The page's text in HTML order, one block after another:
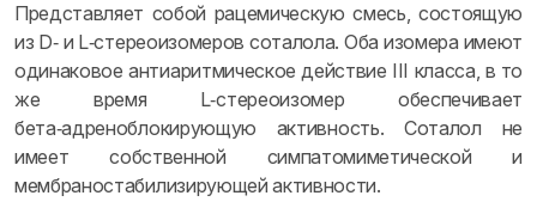
Представляет собой рацемическую смесь, состоящую
из D‑ и L‑стереоизомеров соталола. Оба изомера имеют
одинаковое антиаритмическое действие III класса, в то
же время L‑стереоизомер обеспечивает
бета‑адреноблокирующую активность. Соталол не
имеет собственной симпатомиметической и
мембраностабилизирующей активности.